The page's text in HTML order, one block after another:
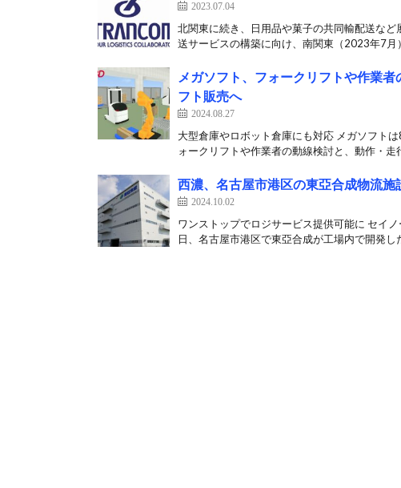
2023.07.04
北関東に続き、日用品や菓子の共同輸配送な
送サービスの構築に向け、南関東（2023年7月
メガソフト、フォークリフトや作業
フト販売へ
2024.08.27
大型倉庫やロボット倉庫にも対応 メガソフト
ォークリフトや作業者の動線検討と、動作・走
西濃、名古屋市港区の東亞合成物流施
2024.10.02
ワンストップでロジサービス提供可能に セイ
日、名古屋市港区で東亞合成が工場内で開発し